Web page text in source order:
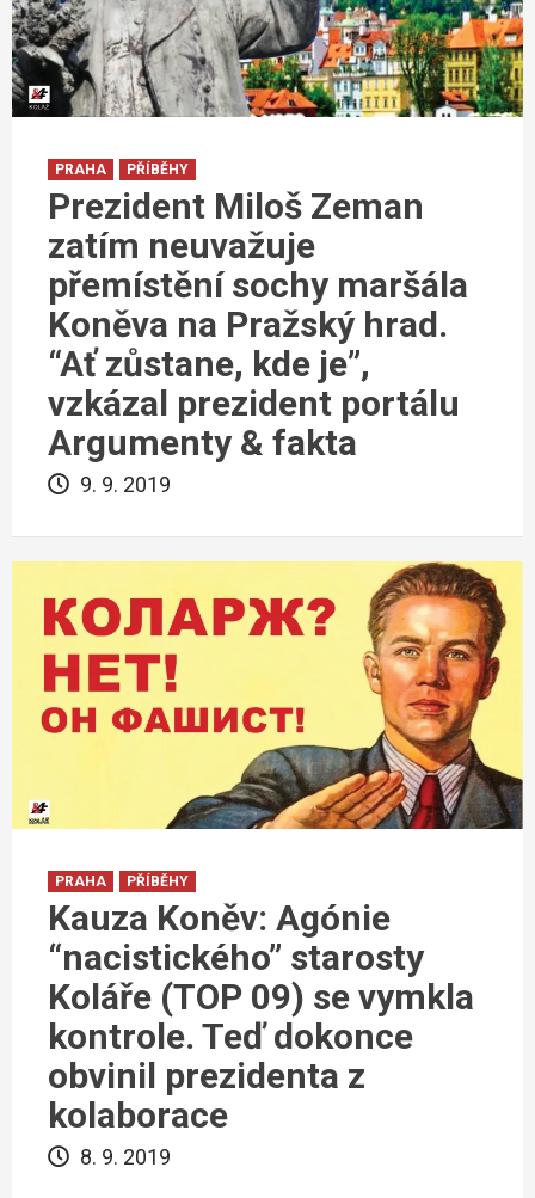
PRAHA PŘÍBĚHY
Prezident Miloš Zeman
zatím neuvažuje
přemístění sochy maršála
Koněva na Pražský hrad.
“Ať zůstane, kde je”,
vzkázal prezident portálu
Argumenty & fakta
9. 9. 2019
PRAHA PŘÍBĚHY
Kauza Koněv: Agónie
“nacistického” starosty
Koláře (TOP 09) se vymkla
kontrole. Teď dokonce
obvinil prezidenta z
kolaborace
8. 9. 2019